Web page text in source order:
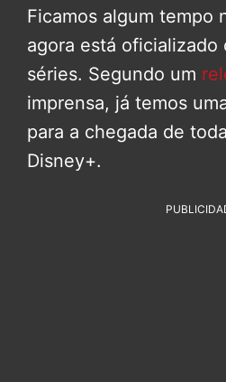
Ficamos algum tempo
agora está oficializado
séries. Segundo um
imprensa, já temos
para a chegada de
Disney+.